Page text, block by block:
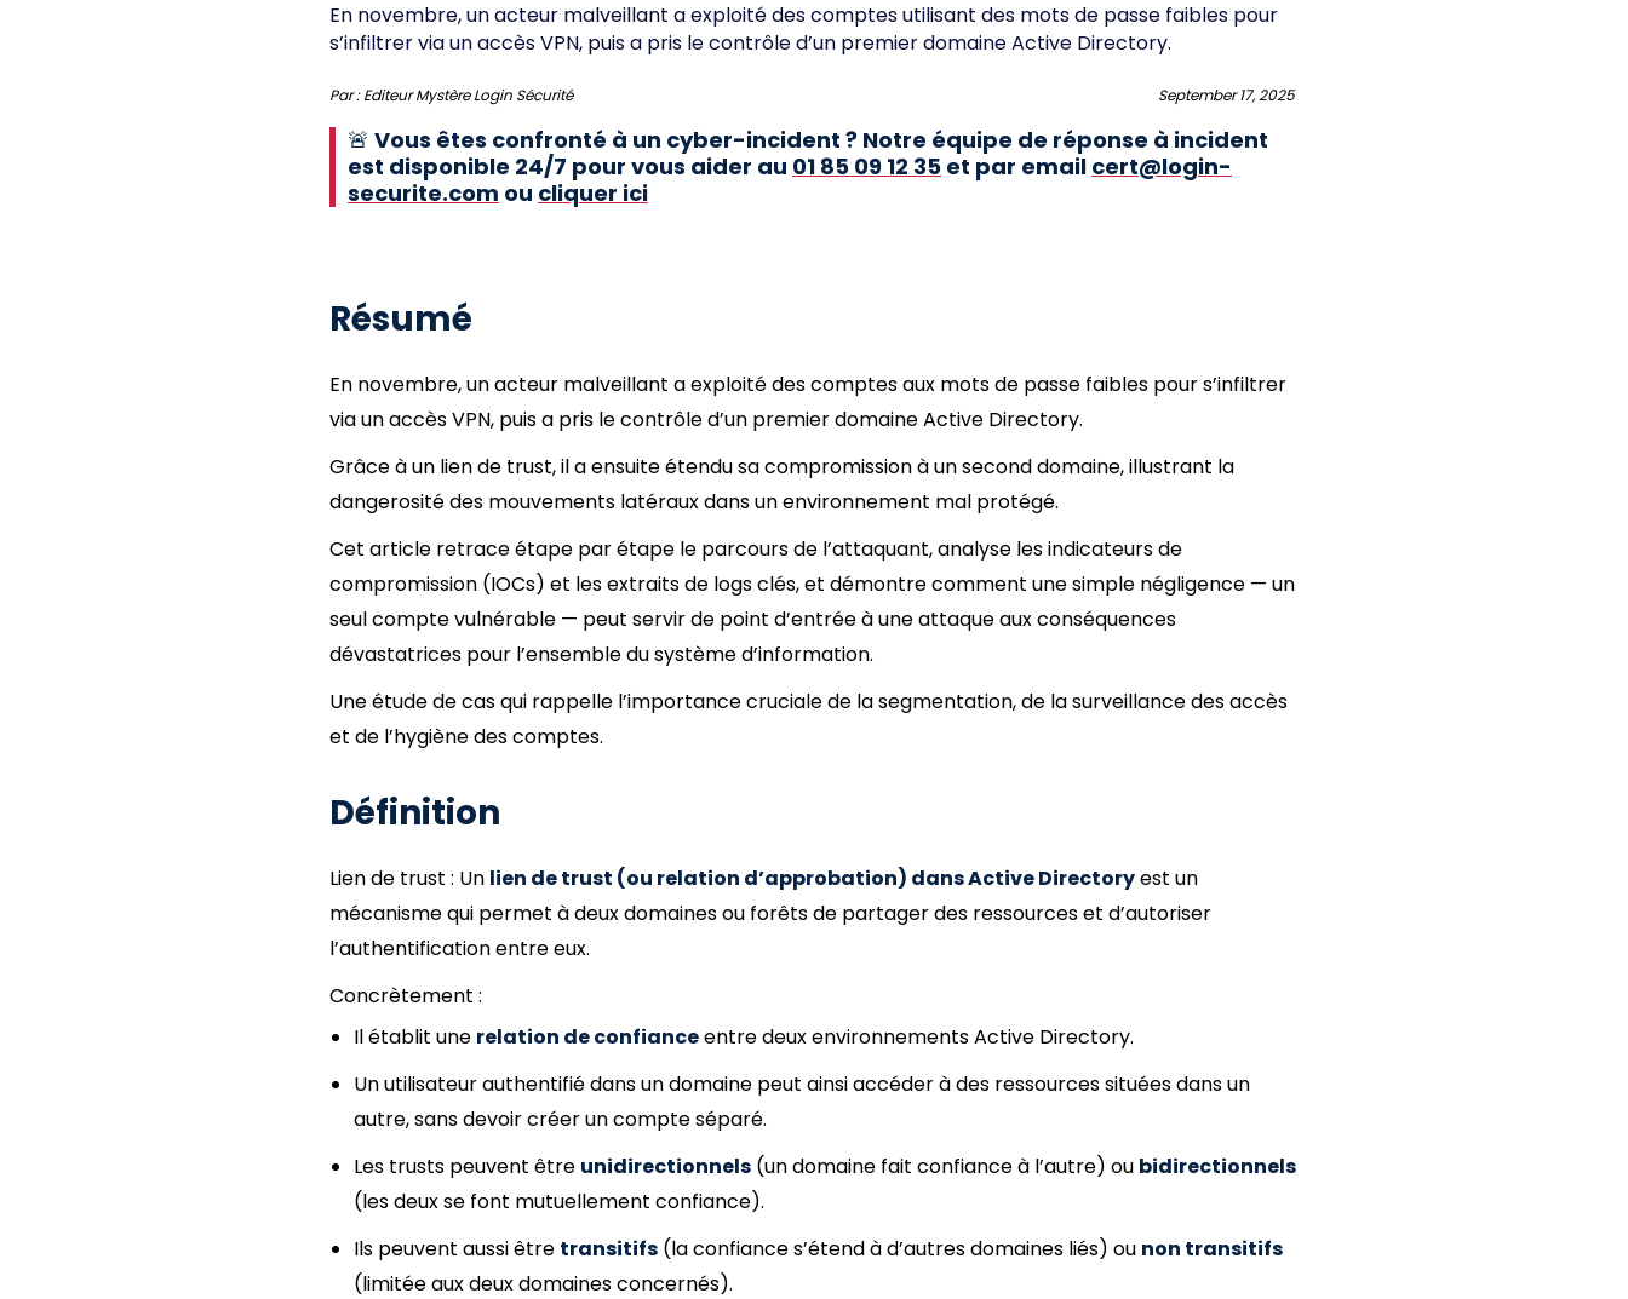
En novembre, un acteur malveillant a exploité des comptes utilisant des mots de passe faibles pour
s’infiltrer via un accès VPN, puis a pris le contrôle d’un premier domaine Active Directory.
Par : Editeur Mystère Login Sécurité September 17, 2025
🚨 Vous êtes confronté à un cyber-incident ? Notre équipe de réponse à incident
est disponible 24/7 pour vous aider au 01 85 09 12 35 et par email cert@login-
securite.com ou cliquer ici
Résumé
En novembre, un acteur malveillant a exploité des comptes aux mots de passe faibles pour s’infiltrer
via un accès VPN, puis a pris le contrôle d’un premier domaine Active Directory.
Grâce à un lien de trust, il a ensuite étendu sa compromission à un second domaine, illustrant la
dangerosité des mouvements latéraux dans un environnement mal protégé.
Cet article retrace étape par étape le parcours de l’attaquant, analyse les indicateurs de
compromission (IOCs) et les extraits de logs clés, et démontre comment une simple négligence — un
seul compte vulnérable — peut servir de point d’entrée à une attaque aux conséquences
dévastatrices pour l’ensemble du système d’information.
Une étude de cas qui rappelle l’importance cruciale de la segmentation, de la surveillance des accès
et de l’hygiène des comptes.
Définition
Lien de trust : Un lien de trust (ou relation d’approbation) dans Active Directoryest un
mécanisme qui permet à deux domaines ou forêts de partager des ressources et d’autoriser
l’authentification entre eux.
Concrètement :
Il établit une relation de confianceentre deux environnements Active Directory.
Un utilisateur authentifié dans un domaine peut ainsi accéder à des ressources situées dans un
autre, sans devoir créer un compte séparé.
Les trusts peuvent être unidirectionnels (un domaine fait confiance à l’autre) ou bidirectionnels
(les deux se font mutuellement confiance).
Ils peuvent aussi être transitifs (la confiance s’étend à d’autres domaines liés) ou non transitifs
(limitée aux deux domaines concernés).